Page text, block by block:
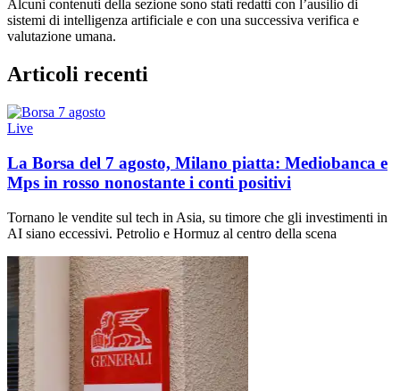
Alcuni contenuti della sezione sono stati redatti con l’ausilio di
sistemi di intelligenza artificiale e con una successiva verifica e
valutazione umana.
Articoli recenti
Live
La Borsa del 7 agosto, Milano piatta: Mediobanca e
Mps in rosso nonostante i conti positivi
Tornano le vendite sul tech in Asia, su timore che gli investimenti in
AI siano eccessivi. Petrolio e Hormuz al centro della scena